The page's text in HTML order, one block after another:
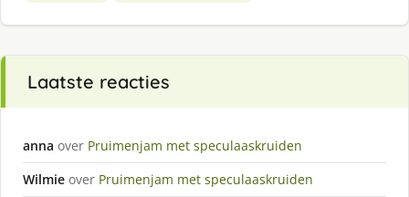
Laatste reacties
anna over Pruimenjam met speculaaskruiden
Wilmie over Pruimenjam met speculaaskruiden